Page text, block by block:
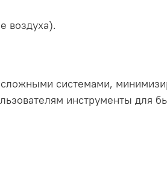
воздуха).
сложными системами,
инструменты для